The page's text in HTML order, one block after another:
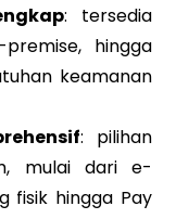
: tersedia
hingga
keamanan
: pilihan
mulai dari e-
fisik hingga Pay